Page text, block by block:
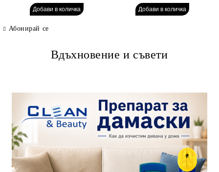
Абонирай се
Вдъхновение и съвети